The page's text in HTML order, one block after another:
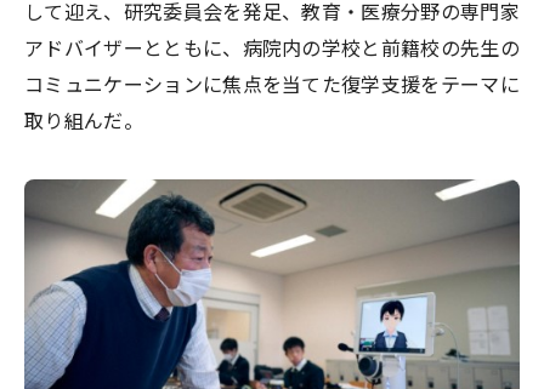
して迎え、研究委員会を発足、教育・医療分野の専門家
アドバイザーとともに、病院内の学校と前籍校の先生の
コミュニケーションに焦点を当てた復学支援をテーマに
取り組んだ。